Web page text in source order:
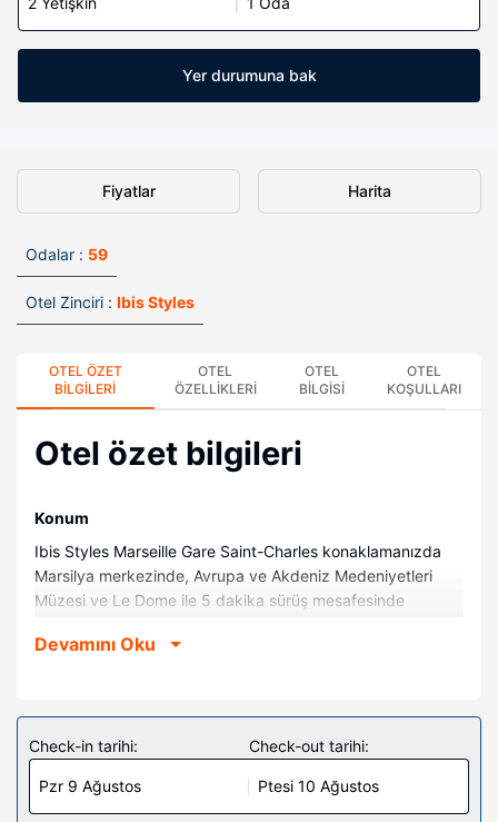
Yer durumuna bak
Fiyatlar Harita
Odalar : 59
Otel Zinciri : Ibis Styles
OTEL ÖZET
BILGILERI
OTEL
ÖZELLIKLERI
OTEL
BILGISI
OTEL
KOŞULLARI
Otel özet bilgileri
Konum
Ibis Styles Marseille Gare Saint-Charles konaklamanızda
Marsilya merkezinde, Avrupa ve Akdeniz Medeniyetleri
Müzesi ve Le Dome ile 5 dakika sürüş mesafesinde
km (1,8 mil) ve Timone Hastanesi ile 3,1 km (1,9 mil)
Misafirler için LCD televizyon olan 59 oda mevcuttur.
Odanızda bir pillowtop/yastık üstlü yatak bulunur.
Misafirlerimize ücretsiz kablosuz internet sunulmaktadır.
Misafirlerimizin iyi vakit geçirebilmesi için uydu kanalları
Devamını Oku
Check-in tarihi:
Pzr 9 Ağustos
Check-out tarihi:
Ptesi 10 Ağustos